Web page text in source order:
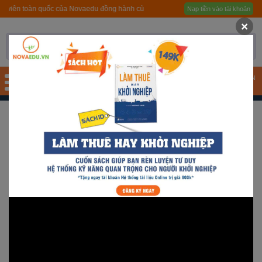
Trang chủ
Giới thiệu
Quy trình hướng nghiệp
Tài liệu
đồng hành cùng Bộ GD&ĐT Nạp tiền vào tài khoản
TÀI KHOẢN
SPRO11 – MẮT BIẾC TEAM
×